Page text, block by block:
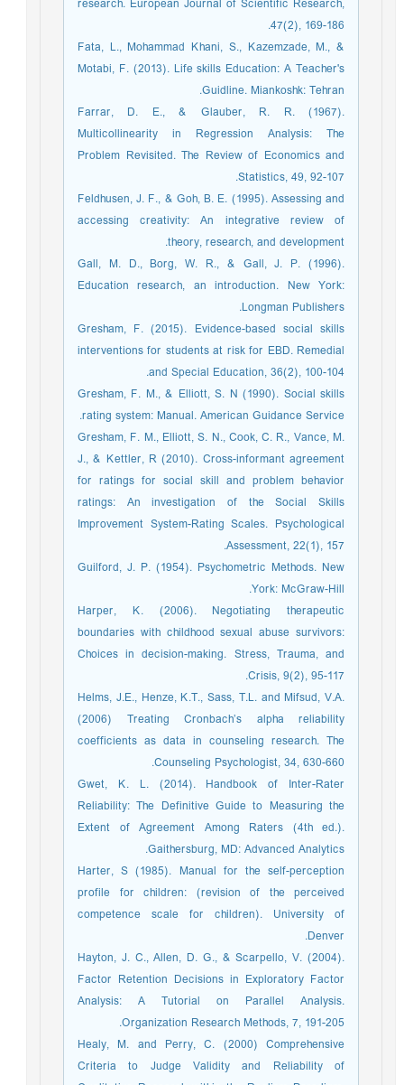
research. European Journal of Scientific Research,
47(2), 169-186.
Fata, L., Mohammad Khani, S., Kazemzade, M., &
Motabi, F. (2013). Life skills Education: A Teacher's
Guidline. Miankoshk: Tehran.
Farrar, D. E., & Glauber, R. R. (1967).
Multicollinearity in Regression Analysis: The
Problem Revisited. The Review of Economics and
Statistics, 49, 92-107.
Feldhusen, J. F., & Goh, B. E. (1995). Assessing and
accessing creativity: An integrative review of
theory, research, and development.
Gall, M. D., Borg, W. R., & Gall, J. P. (1996).
Education research, an introduction. New York:
Longman Publishers.
Gresham, F. (2015). Evidence-based social skills
interventions for students at risk for EBD. Remedial
and Special Education, 36(2), 100-104.
Gresham, F. M., & Elliott, S. N (1990). Social skills
rating system: Manual. American Guidance Service.
Gresham, F. M., Elliott, S. N., Cook, C. R., Vance, M.
J., & Kettler, R (2010). Cross-informant agreement
for ratings for social skill and problem behavior
ratings: An investigation of the Social Skills
Improvement System-Rating Scales. Psychological
Assessment, 22(1), 157.
Guilford, J. P. (1954). Psychometric Methods. New
York: McGraw-Hill.
Harper, K. (2006). Negotiating therapeutic
boundaries with childhood sexual abuse survivors:
Choices in decision-making. Stress, Trauma, and
Crisis, 9(2), 95-117.
Helms, J.E., Henze, K.T., Sass, T.L. and Mifsud, V.A.
(2006) Treating Cronbach’s alpha reliability
coefficients as data in counseling research. The
Counseling Psychologist, 34, 630-660.
Gwet, K. L. (2014). Handbook of Inter-Rater
Reliability: The Definitive Guide to Measuring the
Extent of Agreement Among Raters (4th ed.).
Gaithersburg, MD: Advanced Analytics.
Harter, S (1985). Manual for the self-perception
profile for children: (revision of the perceived
competence scale for children). University of
Denver.
Hayton, J. C., Allen, D. G., & Scarpello, V. (2004).
Factor Retention Decisions in Exploratory Factor
Analysis: A Tutorial on Parallel Analysis.
Organization Research Methods, 7, 191-205.
Healy, M. and Perry, C. (2000) Comprehensive
Criteria to Judge Validity and Reliability of